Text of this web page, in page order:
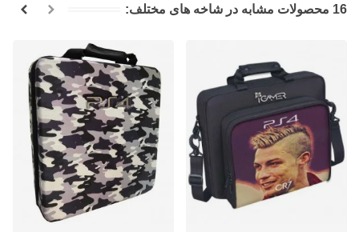
16 محصولات مشابه در شاخه های مختلف: